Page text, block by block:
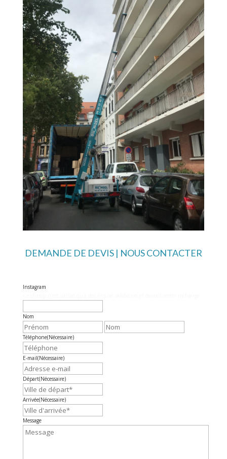
DEMANDE DE DEVIS | NOUS CONTACTER
Instagram
Nom
Prénom
Téléphone(Nécessaire)
E-mail(Nécessaire)
Départ(Nécessaire)
Arrivée(Nécessaire)
Message